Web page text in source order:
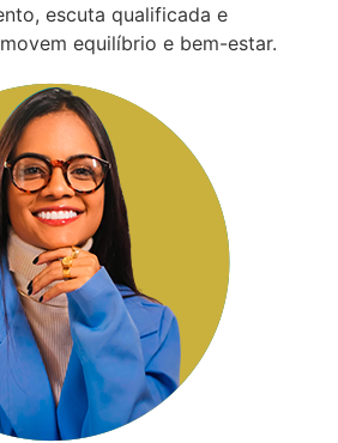
escuta qualificada e
equilíbrio e bem-estar.